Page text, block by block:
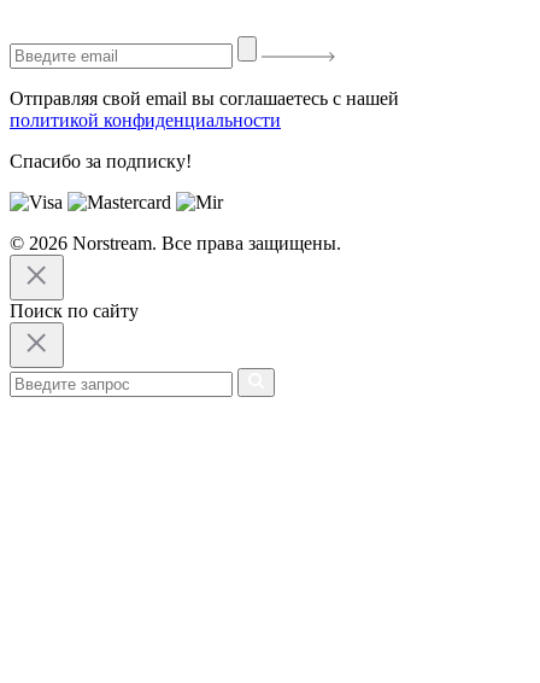
Отправляя свой email вы соглашаетесь с нашей
политикой конфиденциальности
Спасибо за подписку!
© 2026 Norstream. Все права защищены.
Поиск по сайту